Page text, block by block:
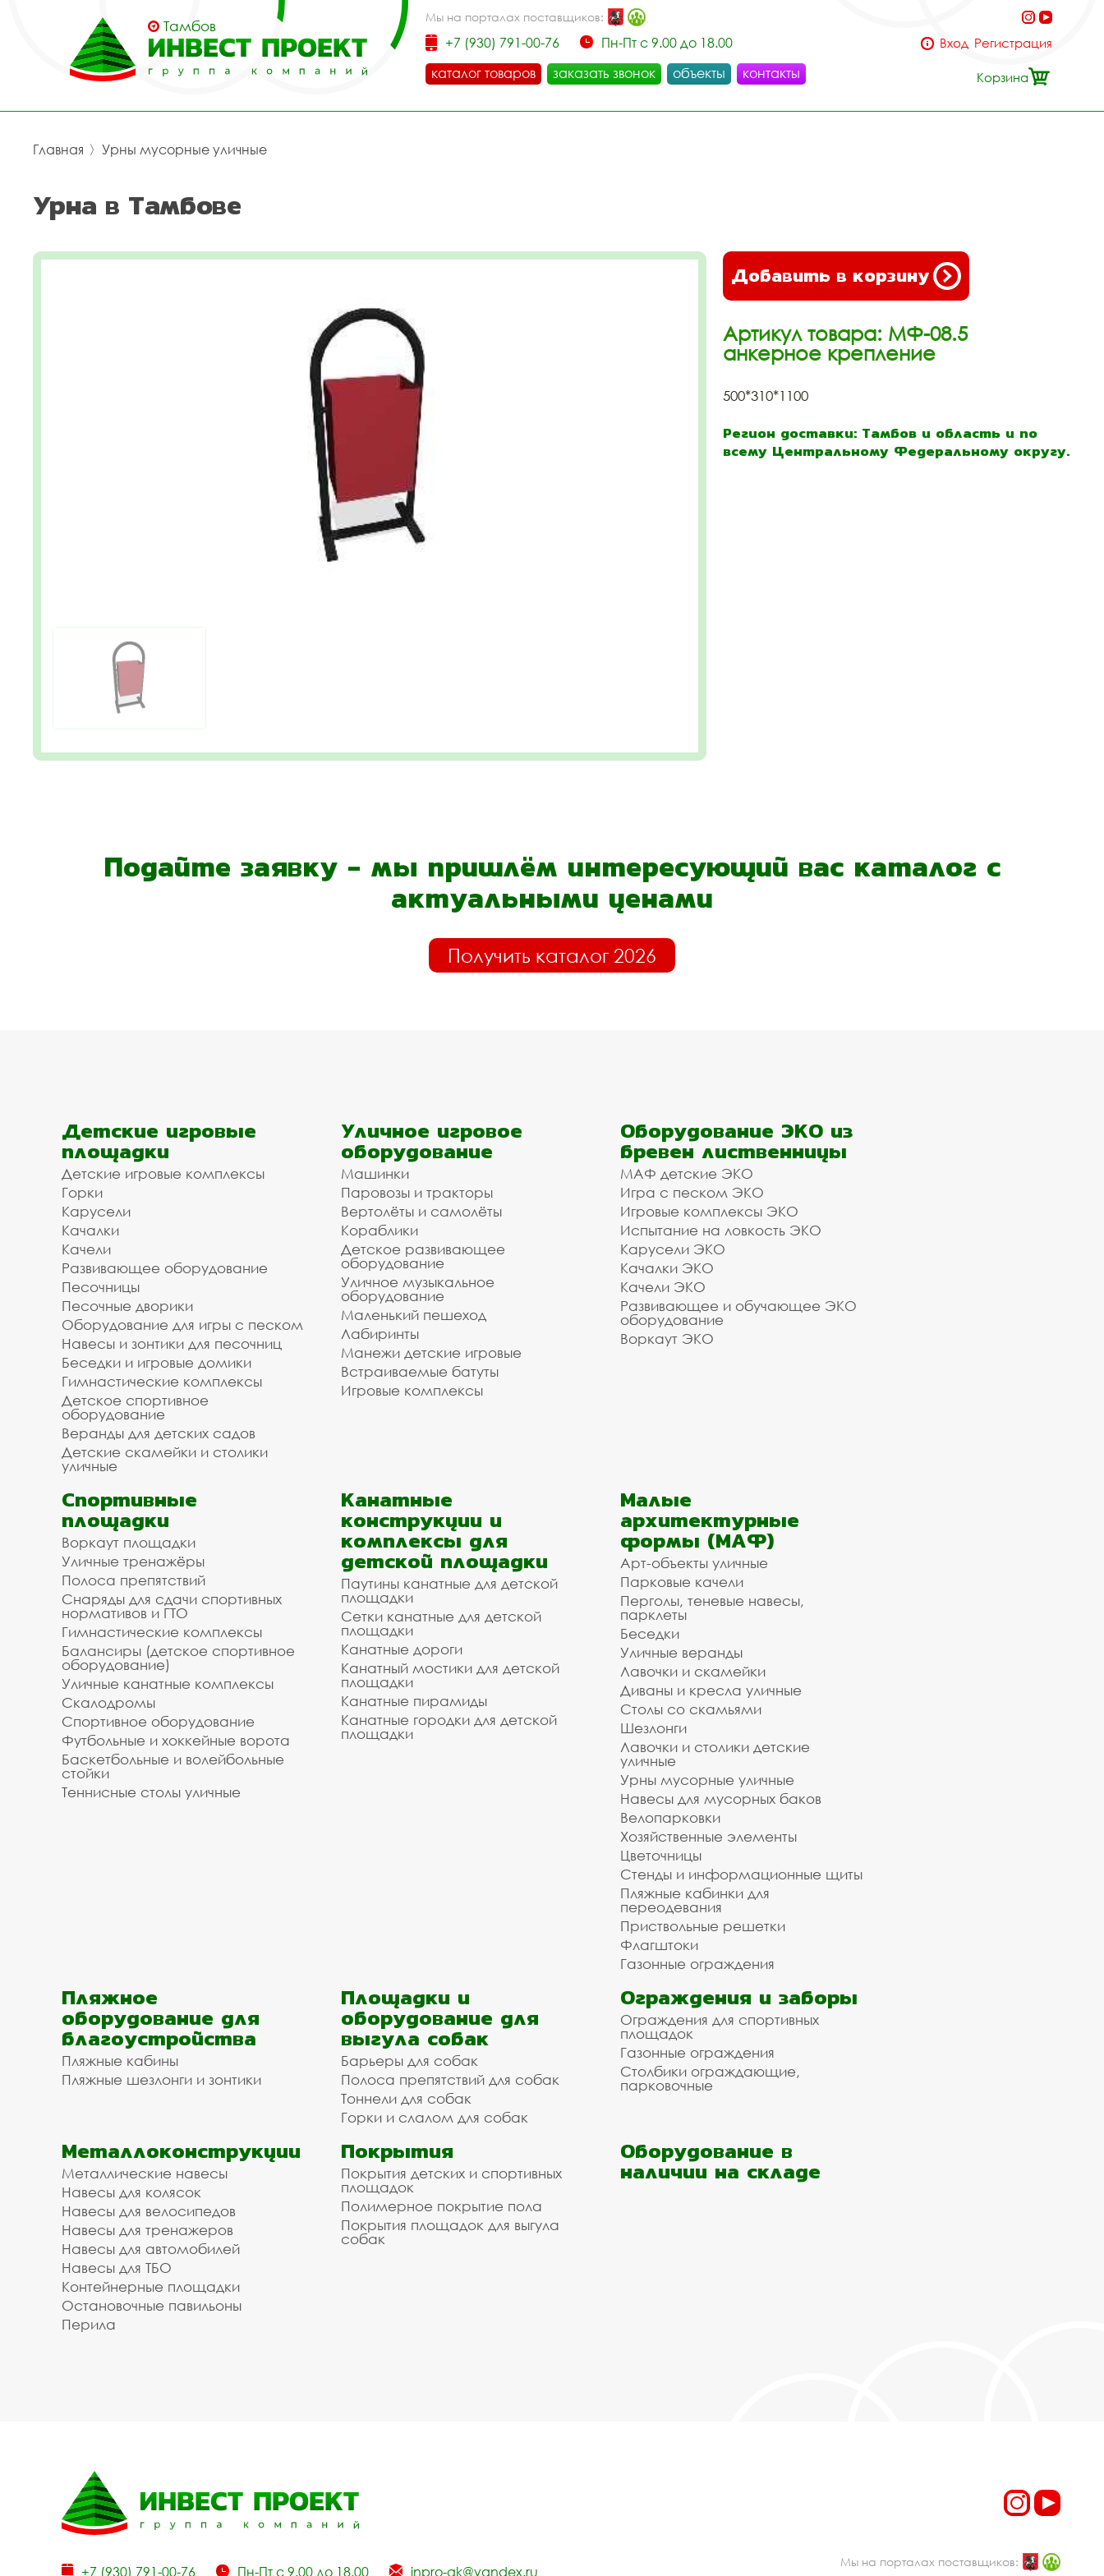
Тамбов
Мы на порталах поставщиков:
+7 (930) 791-00-76
Пн-Пт с 9.00 до 18.00
каталог товаров
заказать звонок объекты контакты
Вход Регистрация
Корзина
Главная 〉 Урны мусорные уличные
Урна в Тамбове
Добавить в корзину
Артикул товара: МФ-08.5
анкерное крепление
500*310*1100
Регион доставки: Тамбов и область и по
всему Центральному Федеральному округу.
Подайте заявку - мы пришлём интересующий вас каталог с
актуальными ценами
Получить каталог 2026
Детские игровые
площадки
Детские игровые комплексы
Горки
Карусели
Качалки
Качели
Развивающее оборудование
Песочницы
Песочные дворики
Оборудование для игры с песком
Навесы и зонтики для песочниц
Беседки и игровые домики
Гимнастические комплексы
Детское спортивное
оборудование
Веранды для детских садов
Детские скамейки и столики
уличные
Уличное игровое
оборудование
Машинки
Паровозы и тракторы
Вертолёты и самолёты
Кораблики
Детское развивающее
оборудование
Уличное музыкальное
оборудование
Маленький пешеход
Лабиринты
Манежи детские игровые
Встраиваемые батуты
Игровые комплексы
Оборудование ЭКО из
бревен лиственницы
МАФ детские ЭКО
Игра с песком ЭКО
Игровые комплексы ЭКО
Испытание на ловкость ЭКО
Карусели ЭКО
Качалки ЭКО
Качели ЭКО
Развивающее и обучающее ЭКО
оборудование
Воркаут ЭКО
Спортивные
площадки
Воркаут площадки
Уличные тренажёры
Полоса препятствий
Снаряды для сдачи спортивных
нормативов и ГТО
Гимнастические комплексы
Балансиры (детское спортивное
оборудование)
Уличные канатные комплексы
Скалодромы
Спортивное оборудование
Футбольные и хоккейные ворота
Баскетбольные и волейбольные
стойки
Теннисные столы уличные
Канатные
конструкции и
комплексы для
детской площадки
Паутины канатные для детской
площадки
Сетки канатные для детской
площадки
Канатные дороги
Канатный мостики для детской
площадки
Канатные пирамиды
Канатные городки для детской
площадки
Малые
архитектурные
формы (МАФ)
Арт-объекты уличные
Парковые качели
Перголы, теневые навесы,
парклеты
Беседки
Уличные веранды
Лавочки и скамейки
Диваны и кресла уличные
Столы со скамьями
Шезлонги
Лавочки и столики детские
уличные
Урны мусорные уличные
Навесы для мусорных баков
Велопарковки
Хозяйственные элементы
Цветочницы
Стенды и информационные щиты
Пляжные кабинки для
переодевания
Приствольные решетки
Флагштоки
Газонные ограждения
Пляжное
оборудование для
благоустройства
Пляжные кабины
Пляжные шезлонги и зонтики
Площадки и
оборудование для
выгула собак
Барьеры для собак
Полоса препятствий для собак
Тоннели для собак
Горки и слалом для собак
Ограждения и заборы
Ограждения для спортивных
площадок
Газонные ограждения
Столбики ограждающие,
парковочные
Металлоконструкции
Металлические навесы
Навесы для колясок
Навесы для велосипедов
Навесы для тренажеров
Навесы для автомобилей
Навесы для ТБО
Контейнерные площадки
Остановочные павильоны
Перила
Покрытия
Покрытия детских и спортивных
площадок
Полимерное покрытие пола
Покрытия площадок для выгула
собак
Оборудование в
наличии на складе
+7 (930) 791-00-76 Пн-Пт с 9.00 до 18.00 inpro-gk@yandex.ru
Мы на порталах поставщиков: